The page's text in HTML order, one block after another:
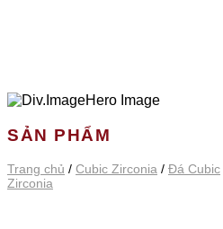
SẢN PHẨM
Trang chủ / Cubic Zirconia / Đá Cubic
Zirconia